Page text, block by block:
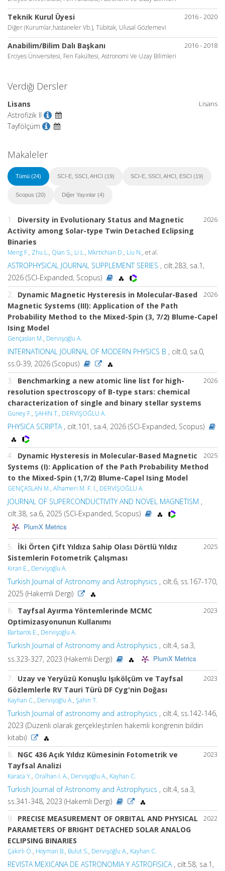
2016 - 2020
Teknik Kurul Üyesi
Diğer (Kurumlar,hastaneler Vb.), Tübitak, Ulusal Gözlemevi
2016 - 2018
Anabilim/Bilim Dalı Başkanı
Erciyes Üniversitesi, Fen Fakültesi, Astronomi Ve Uzay Bilimleri
Verdiği Dersler
Lisans
Lisans
Astrofizik II
Tayfölçüm
Makaleler
Tümü (24) SCI-E, SSCI, AHCI (19) SCI-E, SSCI, AHCI, ESCI (19)
Scopus (20) Diğer Yayınlar (4)
2026
1. Diversity in Evolutionary Status and Magnetic
Activity among Solar-type Twin Detached Eclipsing
Binaries
Meng F., Zhu L., Qian S., Li L., Mkrtichian D., Liu N., et al.
ASTROPHYSICAL JOURNAL SUPPLEMENT SERIES , cilt.283, sa.1,
2026 (SCI-Expanded, Scopus)
2026
2. Dynamic Magnetic Hysteresis in Molecular-Based
Magnetic Systems (III): Application of the Path
Probability Method to the Mixed-Spin (3, 7/2) Blume-Capel
Ising Model
Gençaslan M., Dervişoğlu A.
INTERNATIONAL JOURNAL OF MODERN PHYSICS B , cilt.0, sa.0,
ss.0-39, 2026 (Scopus)
2026
3. Benchmarking a new atomic line list for high-
resolution spectroscopy of B-type stars: chemical
characterization of single and binary stellar systems
Guney F., ŞAHİN T., DERVİŞOĞLU A.
PHYSICA SCRIPTA, cilt.101, sa.4, 2026 (SCI-Expanded, Scopus)
2025
4. Dynamic Hysteresis in Molecular-Based Magnetic
Systems (I): Application of the Path Probability Method
to the Mixed-Spin (1,7/2) Blume-Capel Ising Model
GENÇASLAN M., Alhameri M. F. I., DERVİŞOĞLU A.
JOURNAL OF SUPERCONDUCTIVITY AND NOVEL MAGNETISM ,
cilt.38, sa.6, 2025 (SCI-Expanded, Scopus)
PlumX Metrics
2025
5. İki Örten Çift Yıldıza Sahip Olası Dörtlü Yıldız
Sistemlerin Fotometrik Çalışması
Kıran E., Dervişoğlu A.
Turkish Journal of Astronomy and Astrophysics , cilt.6, ss.167-170,
2025 (Hakemli Dergi)
2023
6. Tayfsal Ayırma Yöntemlerinde MCMC
Optimizasyonunun Kullanımı
Barbaros E., Dervişoğlu A.
Turkish Journal of Astronomy and Astrophysics , cilt.4, sa.3,
ss.323-327, 2023 (Hakemli Dergi)
PlumX Metrics
2023
7. Uzay ve Yeryüzü Konuşlu Işıkölçüm ve Tayfsal
Gözlemlerle RV Tauri Türü DF Cyg'nin Doğası
Kayhan C., Dervişoğlu A., Şahin T.
Turkish Journal of astronomy and astrophysics , cilt.4, ss.142-146,
2023 (Düzenli olarak gerçekleştirilen hakemli kongrenin bildiri
kitabı)
2023
8. NGC 436 Açık Yıldız Kümesinin Fotometrik ve
Tayfsal Analizi
Karaca Y., Oralhan İ. A., Dervişoğlu A., Kayhan C.
Turkish Journal of Astronomy and Astrophysics , cilt.4, sa.3,
ss.341-348, 2023 (Hakemli Dergi)
2022
9. PRECISE MEASUREMENT OF ORBITAL AND PHYSICAL
PARAMETERS OF BRIGHT DETACHED SOLAR ANALOG
ECLIPSING BINARIES
Çakırlı Ö., Hoyman B., Bulut S., Dervişoğlu A., Kayhan C.
REVISTA MEXICANA DE ASTRONOMIA Y ASTROFISICA, cilt.58, sa.1,